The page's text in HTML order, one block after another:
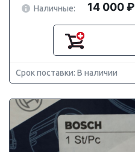
Наличные:
14 000 ₽
Срок поставки: В наличии